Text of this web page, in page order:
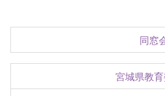
同窓
宮城県教